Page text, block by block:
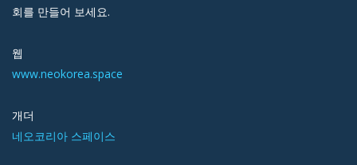
회를 만들어 보세요.
웹
www.neokorea.space
개더
네오코리아 스페이스